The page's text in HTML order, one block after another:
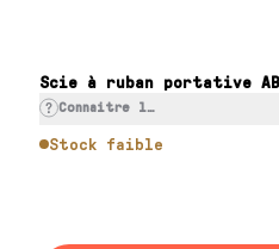
Scie à ruban
Connaitre le prix
Stock faible